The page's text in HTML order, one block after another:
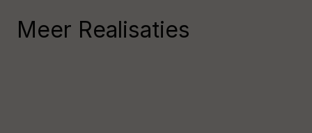
Meer Realisaties